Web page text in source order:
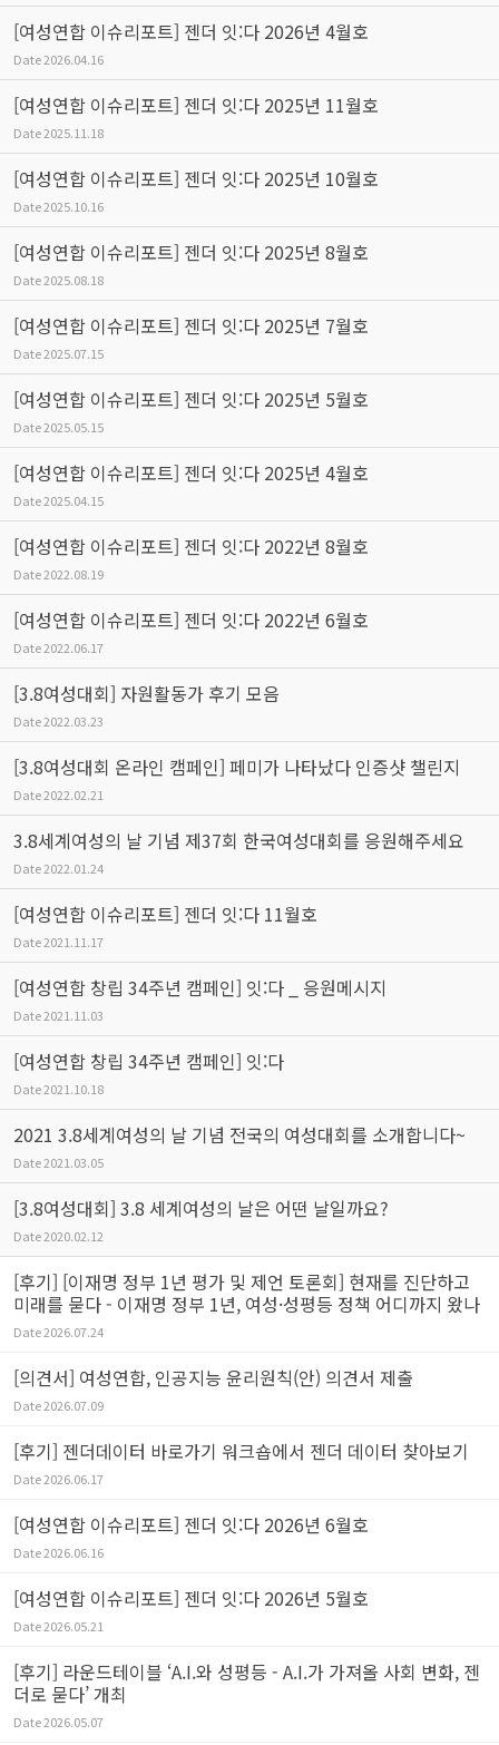
[여성연합 이슈리포트] 젠더 잇:다 2026년 4월호
Date2026.04.16
[여성연합 이슈리포트] 젠더 잇:다 2025년 11월호
Date2025.11.18
[여성연합 이슈리포트] 젠더 잇:다 2025년 10월호
Date2025.10.16
[여성연합 이슈리포트] 젠더 잇:다 2025년 8월호
Date2025.08.18
[여성연합 이슈리포트] 젠더 잇:다 2025년 7월호
Date2025.07.15
[여성연합 이슈리포트] 젠더 잇:다 2025년 5월호
Date2025.05.15
[여성연합 이슈리포트] 젠더 잇:다 2025년 4월호
Date2025.04.15
[여성연합 이슈리포트] 젠더 잇:다 2022년 8월호
Date2022.08.19
[여성연합 이슈리포트] 젠더 잇:다 2022년 6월호
Date2022.06.17
[3.8여성대회] 자원활동가 후기 모음
Date2022.03.23
[3.8여성대회 온라인 캠페인] 페미가 나타났다 인증샷 챌린지
Date2022.02.21
3.8세계여성의 날 기념 제37회 한국여성대회를 응원해주세요
Date2022.01.24
[여성연합 이슈리포트] 젠더 잇:다 11월호
Date2021.11.17
[여성연합 창립 34주년 캠페인] 잇:다 _ 응원메시지
Date2021.11.03
[여성연합 창립 34주년 캠페인] 잇:다
Date2021.10.18
2021 3.8세계여성의 날 기념 전국의 여성대회를 소개합니다~
Date2021.03.05
[3.8여성대회] 3.8 세계여성의 날은 어떤 날일까요?
Date2020.02.12
[후기] [이재명 정부 1년 평가 및 제언 토론회] 현재를 진단하고
미래를 묻다 - 이재명 정부 1년, 여성·성평등 정책 어디까지 왔나
Date2026.07.24
[의견서] 여성연합, 인공지능 윤리원칙(안) 의견서 제출
Date2026.07.09
[후기] 젠더데이터 바로가기 워크숍에서 젠더 데이터 찾아보기
Date2026.06.17
[여성연합 이슈리포트] 젠더 잇:다 2026년 6월호
Date2026.06.16
[여성연합 이슈리포트] 젠더 잇:다 2026년 5월호
Date2026.05.21
[후기] 라운드테이블 ‘A.I.와 성평등 - A.I.가 가져올 사회 변화, 젠
더로 묻다’ 개최
Date2026.05.07